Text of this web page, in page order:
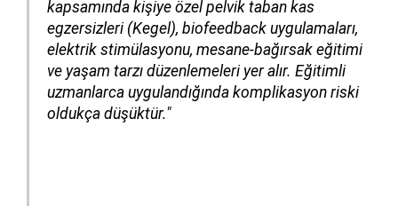
kapsamında kişiye özel pelvik taban kas
egzersizleri (Kegel), biofeedback uygulamaları,
elektrik stimülasyonu, mesane-bağırsak eğitimi
ve yaşam tarzı düzenlemeleri yer alır. Eğitimli
uzmanlarca uygulandığında komplikasyon riski
oldukça düşüktür."